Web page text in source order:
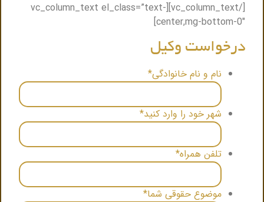
[/vc_column_text][vc_column_text el_class=”text-
center,mg-bottom-0″]
درخواست وکیل
نام و نام خانوادگی*
شهر خود را وارد کنید*
تلفن همراه*
موضوع حقوقی شما*